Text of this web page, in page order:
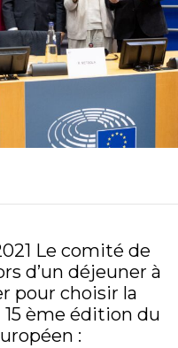
Le comité de
d’un déjeuner à
pour choisir la
ème édition du
: